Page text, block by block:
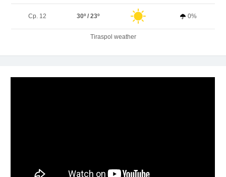
Ср. 12 30º / 23º 0%
Tiraspol weather